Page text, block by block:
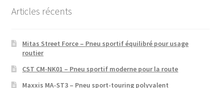
Articles récents
Mitas Street Force – Pneu sportif équilibré pour usage
routier
CST CM-NK01 – Pneu sportif moderne pour la route
Maxxis MA-ST3 – Pneu sport-touring polyvalent